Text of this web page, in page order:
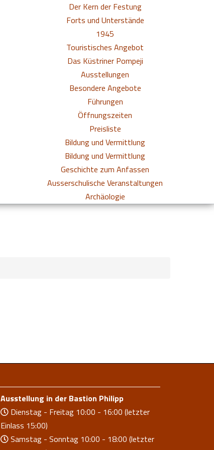
Der Kern der Festung
Forts und Unterstände
1945
Touristisches Angebot
Das Küstriner Pompeji
Ausstellungen
Besondere Angebote
Führungen
Öffnungszeiten
Preisliste
Bildung und Vermittlung
Bildung und Vermittlung
Geschichte zum Anfassen
Ausserschulische Veranstaltungen
Archäologie
Ausstellung in der Bastion Philipp
Dienstag - Freitag 10:00 - 16:00 (letzter
Einlass 15:00)
Samstag - Sonntag 10:00 - 18:00 (letzter